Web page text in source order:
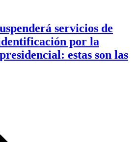
servicios de
por la
estas son las